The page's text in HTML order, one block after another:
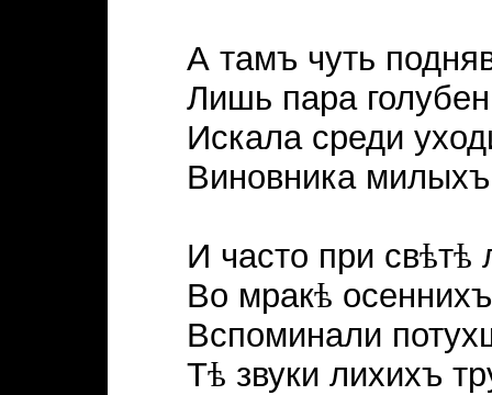
А тамъ чуть
Лишь пара
Искала среди
Виновника
И часто при свѣтѣ
Во мракѣ
Вспоминали
Тѣ звуки лихихъ